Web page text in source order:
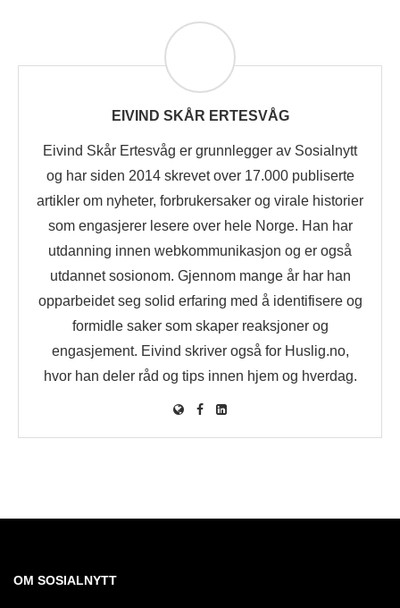
EIVIND SKÅR ERTESVÅG
Eivind Skår Ertesvåg er grunnlegger av Sosialnytt
og har siden 2014 skrevet over 17.000 publiserte
artikler om nyheter, forbrukersaker og virale historier
som engasjerer lesere over hele Norge. Han har
utdanning innen webkommunikasjon og er også
utdannet sosionom. Gjennom mange år har han
opparbeidet seg solid erfaring med å identifisere og
formidle saker som skaper reaksjoner og
engasjement. Eivind skriver også for Huslig.no,
hvor han deler råd og tips innen hjem og hverdag.
OM SOSIALNYTT